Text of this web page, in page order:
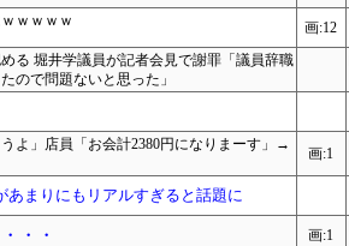
ｗｗｗｗ 画:12
る 堀井学議員が記者会見で謝罪「議員辞職
ので問題ないと思った」
よ」店員「お会計2380円になりまーす」→
画:1
あまりにもリアルすぎると話題に
・・ 画:1